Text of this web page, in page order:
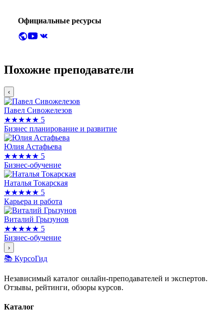
Официальные ресурсы
Похожие преподаватели
‹
Павел Сивожелезов
★★★★★ 5
Бизнес планирование и развитие
Юлия Астафьева
★★★★★ 5
Бизнес-обучение
Наталья Токарская
★★★★★ 5
Карьера и работа
Виталий Грызунов
★★★★★ 5
Бизнес-обучение
›
📚 КурсоГид
Независимый каталог онлайн-преподавателей и экспертов.
Отзывы, рейтинги, обзоры курсов.
Каталог